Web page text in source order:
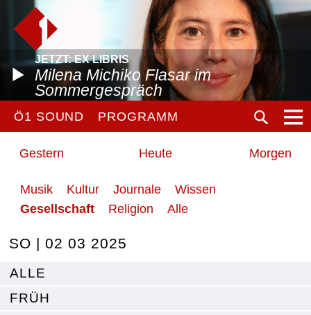
JETZT: EX LIBRIS
Milena Michiko Flasar im
Sommergespräch
Ö1 SOUND PROGRAMM
Gestern Heute Morgen
Musik Kultur Journale
Wissen
Gesellschaft
Religion Alle
SO | 02 03 2025
ALLE
FRÜH